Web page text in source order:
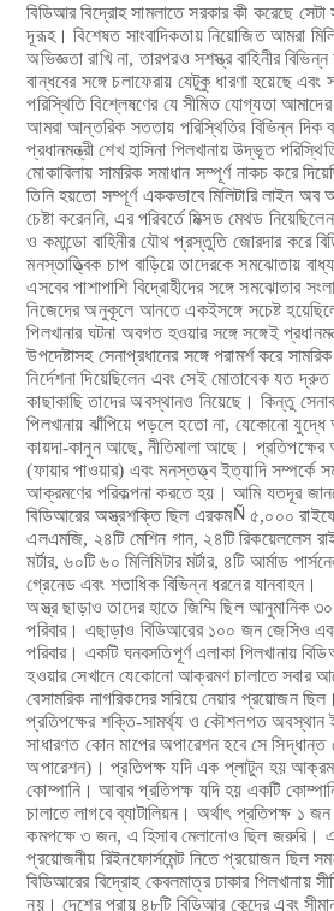
বিডিআর বিদ্রোহ সামলাতে সরকার কী করেছে
দূরূহ। বিশেষত সাংবাদিকতায় নিয়োজিত আমরা
অভিজ্ঞতা রাখি না, তারপরও সশস্ত্র বাহিনীর
বান্ধবের সঙ্গে চলাফেরায় যেটুকু ধারণা হয়েছে এবং
পরিস্থিতি বিশ্লেষণের যে সীমিত যোগ্যতা
আমরা আন্তরিক সততায় পরিস্থিতির বিভিন্ন দিক
প্রধানমন্ত্রী শেখ হাসিনা পিলখানায় উদ্ভূত
মোকাবিলায় সামরিক সমাধান সম্পূর্ণ নাকচ করে
তিনি হয়তো সম্পূর্ণ এককভাবে মিলিটারি লাইন অব
চেষ্টা করেননি, এর পরিবর্তে মিক্সড মেথড
ও কমান্ডো বাহিনীর যৌথ প্রস্তুতি জোরদার করে
মনস্তাত্ত্বিক চাপ বাড়িয়ে তাদেরকে সমঝোতায়
এসবের পাশাপাশি বিদ্রোহীদের সঙ্গে সমঝোতার
নিজেদের অনুকূলে আনতে একইসঙ্গে সচেষ্ট
পিলখানার ঘটনা অবগত হওয়ার সঙ্গে সঙ্গেই
উপদেষ্টাসহ সেনাপ্রধানের সঙ্গে পরামর্শ করে
নির্দেশনা দিয়েছিলেন এবং সেই মোতাবেক যত দ্রুত
কাছাকাছি তাদের অবস্থানও নিয়েছে। কিন্তু
পিলখানায় ঝাঁপিয়ে পড়লে হতো না, যেকোনো
কায়দা-কানুন আছে, নীতিমালা আছে। প্রতিপক্ষের
(ফায়ার পাওয়ার) এবং মনস্তত্ত্ব ইত্যাদি সম্পর্কে
আক্রমণের পরিকল্পনা করতে হয়। আমি যতদূর
বিডিআরের অস্ত্রশক্তি ছিল এরকমÑ৫,০০০
এলএমজি, ২৪টি মেশিন গান, ২৪টি রিকয়েললেস
মর্টার, ৬০টি ৬০ মিলিমিটার মর্টার, ৪টি আর্মাড
গ্রেনেড এবং শতাধিক বিভিন্ন ধরনের যানবাহন।
অস্ত্র ছাড়াও তাদের হাতে জিম্মি ছিল আনুমানিক
পরিবার। এছাড়াও বিডিআরের ১০০ জন জেসিও
পরিবার। একটি ঘনবসতিপূর্ণ এলাকা পিলখানায়
হওয়ার সেখানে যেকোনো আক্রমণ চালাতে সবার
বেসামরিক নাগরিকদের সরিয়ে নেয়ার প্রয়োজন ছিল।
প্রতিপক্ষের শক্তি-সামর্থ্য ও কৌশলগত অবস্থান
সাধারণত কোন মাপের অপারেশন হবে সে
অপারেশন)। প্রতিপক্ষ যদি এক প্লাটুন হয়
কোম্পানি। আবার প্রতিপক্ষ যদি হয় একটি
চালাতে লাগবে ব্যাটালিয়ন। অর্থাৎ প্রতিপক্ষ ১
কমপক্ষে ৩ জন, এ হিসাব মেলানোও ছিল জরুরি।
প্রয়োজনীয় রিইনফোর্সমেন্ট নিতে প্রয়োজন ছিল
বিডিআরের বিদ্রোহ কেবলমাত্র ঢাকার পিলখানায়
নয়। দেশের প্রায় ৪৮টি বিডিআর কেন্দ্রে এবং